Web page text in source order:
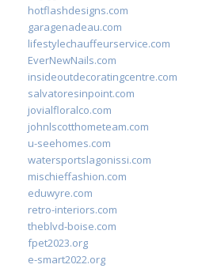
hotflashdesigns.com
garagenadeau.com
lifestylechauffeurservice.com
EverNewNails.com
insideoutdecoratingcentre.com
salvatoresinpoint.com
jovialfloralco.com
johnlscotthometeam.com
u-seehomes.com
watersportslagonissi.com
mischieffashion.com
eduwyre.com
retro-interiors.com
theblvd-boise.com
fpet2023.org
e-smart2022.org